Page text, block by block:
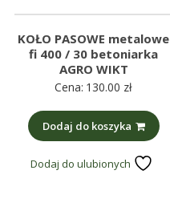
KOŁO PASOWE metalowe
fi 400 / 30 betoniarka
AGRO WIKT
Cena: 130.00 zł
Dodaj do koszyka
Dodaj do ulubionych